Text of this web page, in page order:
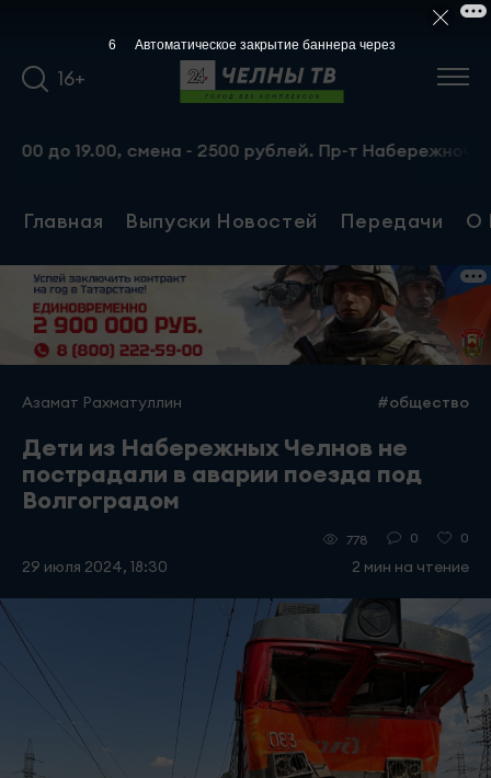
16+
19.00, смена - 2500 рублей. Пр-т
Главная Выпуски Новостей Передачи О
Азамат Рахматуллин #общество
Дети из Набережных Челнов не
пострадали в аварии поезда под
Волгоградом
29 июля 2024, 18:30
778 0 0
2 мин на чтение
5 Автоматическое закрытие баннера через